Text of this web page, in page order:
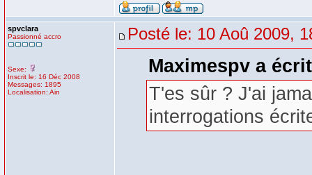
spvclara
Passionné accro
Sexe:
Inscrit le: 16 Déc 2008
Messages: 1895
Localisation: Ain
Posté le: 10 Aoû 2009,
Maximespv a
T'es sûr ? J'ai
interrogations